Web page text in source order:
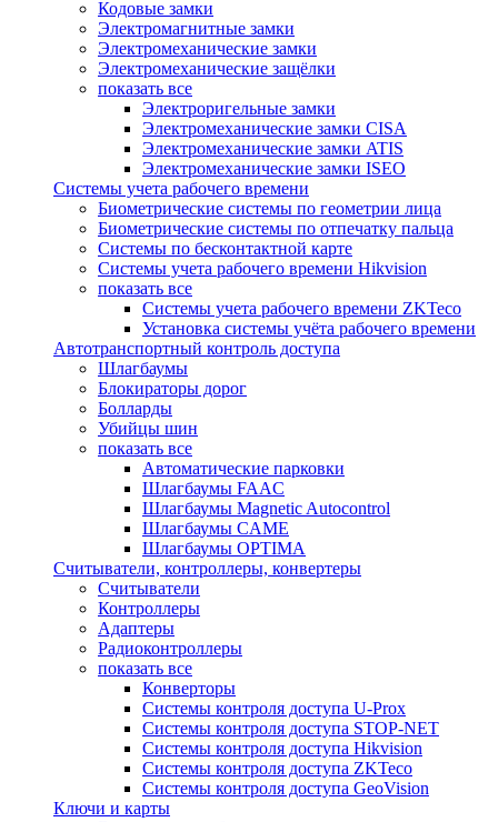
Кодовые замки
Электромагнитные замки
Электромеханические замки
Электромеханические защёлки
показать все
Электроригельные замки
Электромеханические замки CISA
Электромеханические замки ATIS
Электромеханические замки ISEO
Системы учета рабочего времени
Биометрические системы по геометрии лица
Биометрические системы по отпечатку пальца
Системы по бесконтактной карте
Системы учета рабочего времени Hikvision
показать все
Системы учета рабочего времени ZKTeco
Установка системы учёта рабочего времени
Автотранспортный контроль доступа
Шлагбаумы
Блокираторы дорог
Болларды
Убийцы шин
показать все
Автоматические парковки
Шлагбаумы FAAC
Шлагбаумы Magnetic Autocontrol
Шлагбаумы CAME
Шлагбаумы OPTIMA
Считыватели, контроллеры, конвертеры
Считыватели
Контроллеры
Адаптеры
Радиоконтроллеры
показать все
Конверторы
Системы контроля доступа U-Prox
Системы контроля доступа STOP-NET
Системы контроля доступа Hikvision
Системы контроля доступа ZKTeco
Системы контроля доступа GeoVision
Ключи и карты